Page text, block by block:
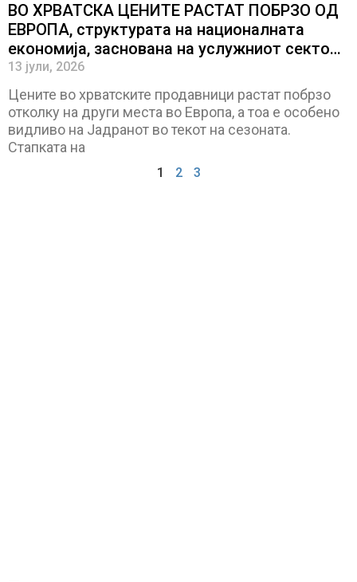
ВО ХРВАТСКА ЦЕНИТЕ РАСТАТ ПОБРЗО ОД
ЕВРОПА, структурата на националната
економија, заснована на услужниот сектор,
силно ги промовира ваквите инфлаторни
трендови
13 јули, 2026
Цените во хрватските продавници растат побрзо
отколку на други места во Европа, а тоа е особено
видливо на Јадранот во текот на сезоната.
Стапката на
1 2 3